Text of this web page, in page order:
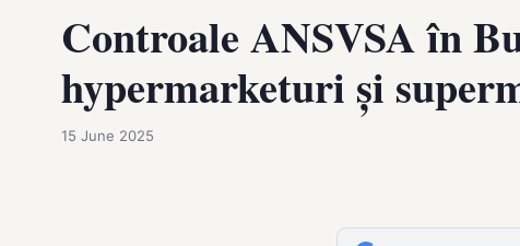
Controale ANSVSA în
hypermarketuri și
15 June 2025